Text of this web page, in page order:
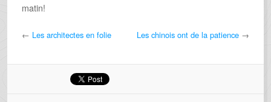
matin!
← Les architectes en folie Les chinois ont de la patience →